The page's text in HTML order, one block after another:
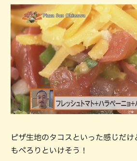
ピザ生地のタコスといった感じだ
もぺろりといけそう！